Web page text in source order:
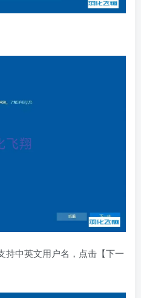
持中英文用户名，点击【下一